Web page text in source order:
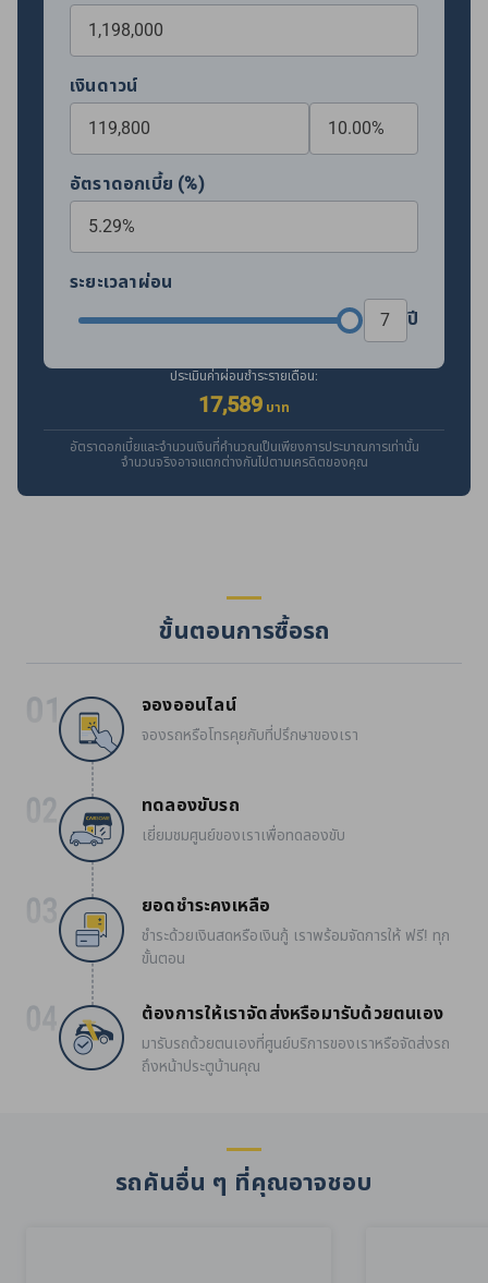
เงินดาวน์
อัตราดอกเบี้ย (%)
ระยะเวลาผ่อน
ปี
ประเมินค่าผ่อนชำระรายเดือน:
17,589 บาท
อัตราดอกเบี้ยและจำนวนเงินที่คำนวณเป็นเพียงการประมาณการเท่านั้น
จำนวนจริงอาจแตกต่างกันไปตามเครดิตของคุณ
ขั้นตอนการซื้อรถ
จองออนไลน์
จองรถหรือโทรคุยกับที่ปรึกษาของเรา
ทดลองขับรถ
เยี่ยมชมศูนย์ของเราเพื่อทดลองขับ
ยอดชำระคงเหลือ
ชำระด้วยเงินสดหรือเงินกู้ เราพร้อมจัดการให้ ฟรี! ทุก
ขั้นตอน
ต้องการให้เราจัดส่งหรือมารับด้วยตนเอง
มารับรถด้วยตนเองที่ศูนย์บริการของเราหรือจัดส่งรถ
ถึงหน้าประตูบ้านคุณ
รถคันอื่น ๆ ที่คุณอาจชอบ